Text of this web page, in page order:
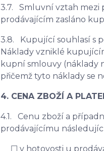
3.7. Smluvní vztah mezi
prodávajícím zasláno
3.8. Kupující souhlasí s
Náklady vzniklé
kupní smlouvy (náklady
přičemž tyto náklady se
4. CENA ZBOŽÍ A
4.1. Cenu zboží a
prodávajícímu
☐ v hotovosti u